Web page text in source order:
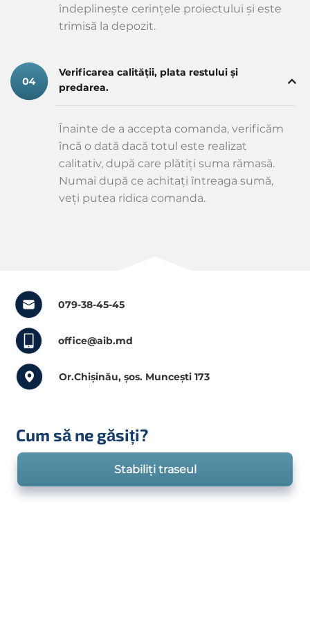
îndeplinește cerințele proiectului și este
trimisă la depozit.
Verificarea calității, plata restului și
predarea.
Înainte de a accepta comanda, verificăm
încă o dată dacă totul este realizat
calitativ, după care plătiți suma rămasă.
Numai după ce achitați întreaga sumă,
veți putea ridica comanda.
079-38-45-45
office@aib.md
Or.Chișinău, șos. Muncești 173
Cum să ne găsiți?
Stabiliți traseul